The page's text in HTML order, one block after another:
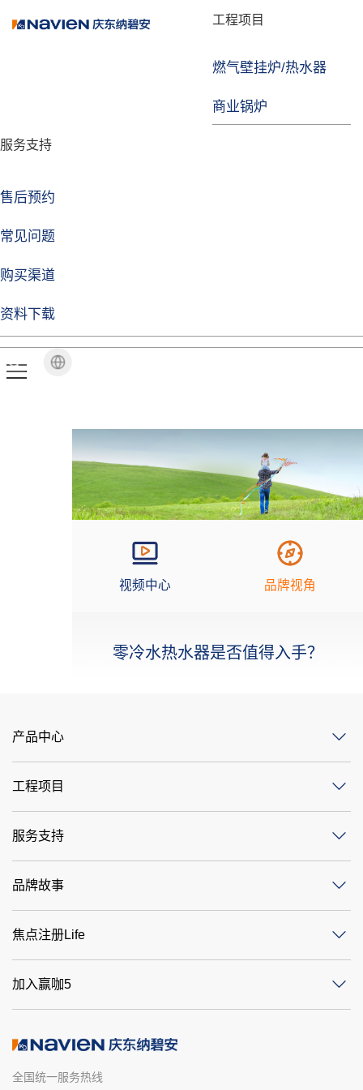
工程项目
燃气壁挂炉/热水器
商业锅炉
服务支持
售后预约
常见问题
购买渠道
资料下载
品牌故事
技术实力
企业动态
焦点注册Life
品牌视角
视频中心 品牌视角
零冷水热水器是否值得入手？
产品中心
工程项目
服务支持
品牌故事
焦点注册Life
加入赢咖5
全国统一服务热线